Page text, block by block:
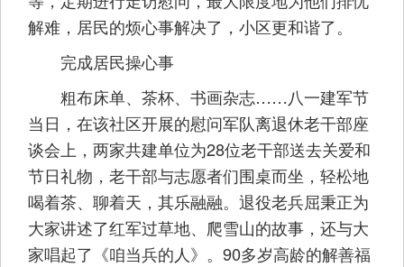
解难，居民的烦心事解决了，小区更和谐了。
完成居民操心事
粗布床单、茶杯、书画杂志……八一建军节
当日，在该社区开展的慰问军队离退休老干部座
谈会上，两家共建单位为28位老干部送去关爱和
节日礼物，老干部与志愿者们围桌而坐，轻松地
喝着茶、聊着天，其乐融融。退役老兵屈秉正为
大家讲述了红军过草地、爬雪山的故事，还与大
家唱起了《咱当兵的人》。90多岁高龄的解善福